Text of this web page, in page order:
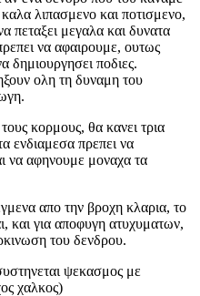
λιπασμενο και ποτισμενο,
πεταξει μεγαλα και δυνατα
να αφαιρουμε, ουτως
δημιουργησει ποδιες.
ολη τη δυναμη του
κορμους, θα κανει τρια
ενδιαμεσα πρεπει να
να αφηνουμε μοναχα τα
απο την βροχη κλαρια, το
και για αποφυγη ατυχυματων,
του δενδρου.
ψεκασμος με
χαλκος)